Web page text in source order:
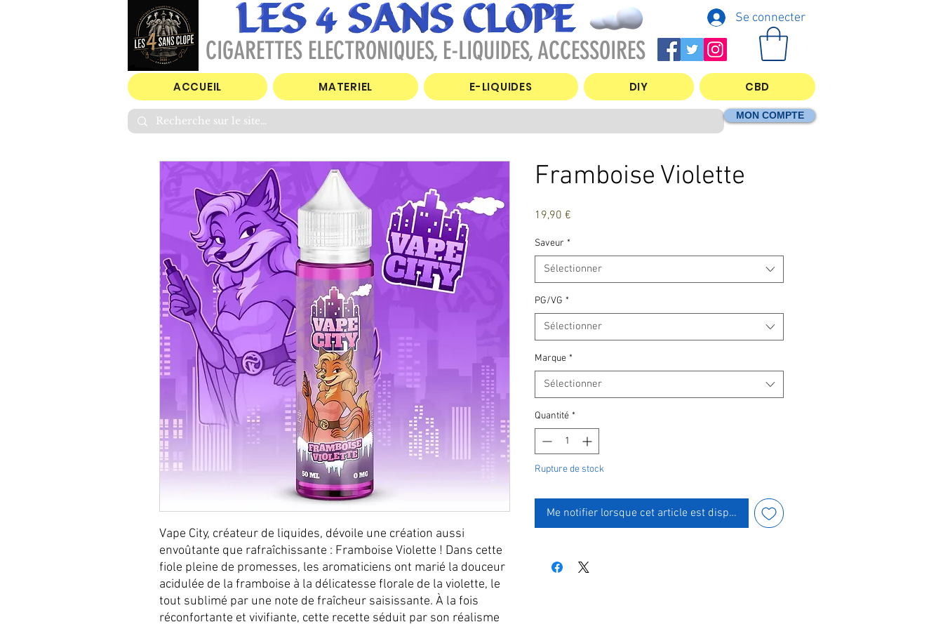
Se connecter
CIGARETTES ELECTRONIQUES, E-LIQUIDES, ACCESSOIRES
ACCUEIL MATERIEL E-LIQUIDES DIY CBD
MON COMPTE
Vape City, créateur de liquides, dévoile une création aussi
envoûtante que rafraîchissante : Framboise Violette ! Dans cette
fiole pleine de promesses, les aromaticiens ont marié la douceur
acidulée de la framboise à la délicatesse florale de la violette, le
tout sublimé par une note de fraîcheur saisissante. À la fois
réconfortante et vivifiante, cette recette séduit par son réalisme
Framboise Violette
19,90 €
Saveur *
Sélectionner
PG/VG *
Sélectionner
Marque *
Sélectionner
Quantité *
Rupture de stock
Me notifier lorsque cet article est disponible